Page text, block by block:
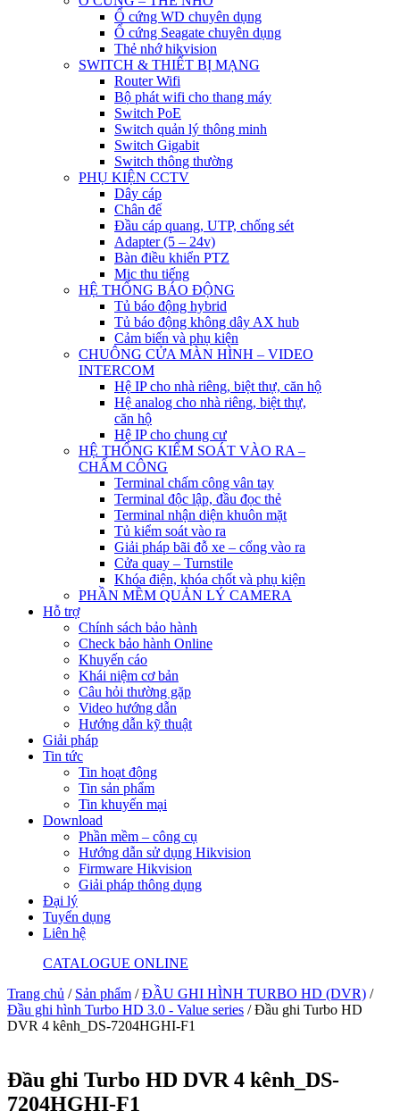
Ổ cứng WD chuyên dụng
Ổ cứng Seagate chuyên dụng
Thẻ nhớ hikvision
SWITCH & THIẾT BỊ MẠNG
Router Wifi
Bộ phát wifi cho thang máy
Switch PoE
Switch quản lý thông minh
Switch Gigabit
Switch thông thường
PHỤ KIỆN CCTV
Dây cáp
Chân đế
Đầu cáp quang, UTP, chống sét
Adapter (5 – 24v)
Bàn điều khiển PTZ
Mic thu tiếng
HỆ THỐNG BÁO ĐỘNG
Tủ báo động hybrid
Tủ báo động không dây AX hub
Cảm biến và phụ kiện
CHUÔNG CỬA MÀN HÌNH – VIDEO
INTERCOM
Hệ IP cho nhà riêng, biệt thự, căn hộ
Hệ analog cho nhà riêng, biệt thự,
căn hộ
Hệ IP cho chung cư
HỆ THỐNG KIỂM SOÁT VÀO RA –
CHẤM CÔNG
Terminal chấm công vân tay
Terminal độc lập, đầu đọc thẻ
Terminal nhận diện khuôn mặt
Tủ kiểm soát vào ra
Giải pháp bãi đỗ xe – cổng vào ra
Cửa quay – Turnstile
Khóa điện, khóa chốt và phụ kiện
PHẦN MỀM QUẢN LÝ CAMERA
Hỗ trợ
Chính sách bảo hành
Check bảo hành Online
Khuyến cáo
Khái niệm cơ bản
Câu hỏi thường gặp
Video hướng dẫn
Hướng dẫn kỹ thuật
Giải pháp
Tin tức
Tin hoạt động
Tin sản phẩm
Tin khuyến mại
Download
Phần mềm – công cụ
Hướng dẫn sử dụng Hikvision
Firmware Hikvision
Giải pháp thông dụng
Đại lý
Tuyển dụng
Liên hệ
CATALOGUE ONLINE
Trang chủ / Sản phẩm /ĐẦU GHI HÌNH TURBO HD (DVR) /
Đầu ghi hình Turbo HD 3.0 - Value series / Đầu ghi Turbo HD
DVR 4 kênh_DS-7204HGHI-F1
Đầu ghi Turbo HD DVR 4 kênh_DS-
7204HGHI-F1